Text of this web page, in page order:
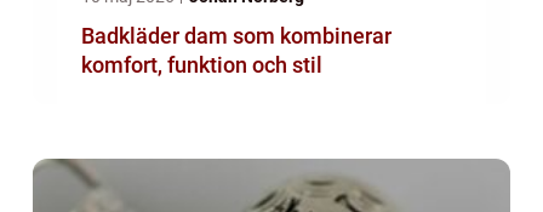
Badkläder dam som kombinerar
komfort, funktion och stil